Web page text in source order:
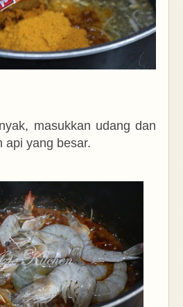
masukkan udang dan
api yang besar.